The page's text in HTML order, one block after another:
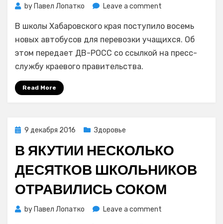
by Павел Лопатко Leave a comment
школы
Хабаровского
края
В школы Хабаровского края поступило восемь
новых автобусов для перевозки учащихся. Об
этом передает ДВ-РОСС со ссылкой на пресс-
службу краевого правительства.
Read More
Posted
9 декабря 2016 Здоровье
В ЯКУТИИ НЕСКОЛЬКО
ДЕСЯТКОВ ШКОЛЬНИКОВ
ОТРАВИЛИСЬ СОКОМ
by Павел Лопатко Leave a comment